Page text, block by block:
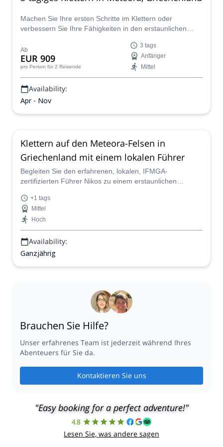
Machen Sie Ihre ersten Schritte im Klettern oder
verbessern Sie Ihre Fähigkeiten in den erstaunlichen
mit Iraklis, einem angehenden IFMGA-Bergführer.
Ab
EUR 909
pro Person für 2 Reisende
3 tags
Anfänger
Mittel
Availability:
Apr - Nov
Klettern auf den Meteora-Felsen in
Griechenland mit einem lokalen Führer
Begleiten Sie den erfahrenen, lokalen, IFMGA-
zertifizierten Führer Nikos zu einem erstaunlichen
Griechenland.
+1 tags
Mittel
Hoch
Availability:
Ganzjährig
Brauchen Sie Hilfe?
Unser erfahrenes Team ist jederzeit während Ihres
Abenteuers für Sie da.
Kontaktieren Sie uns
"Easy booking for a perfect adventure!"
4.8
Lesen Sie, was andere sagen